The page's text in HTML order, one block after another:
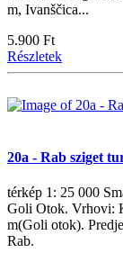
m, Ivanščica...
5.900 Ft
Részletek
20a - Rab sziget
térkép 1: 25 000
Goli Otok. Vrhovi:
m(Goli otok).
Rab.